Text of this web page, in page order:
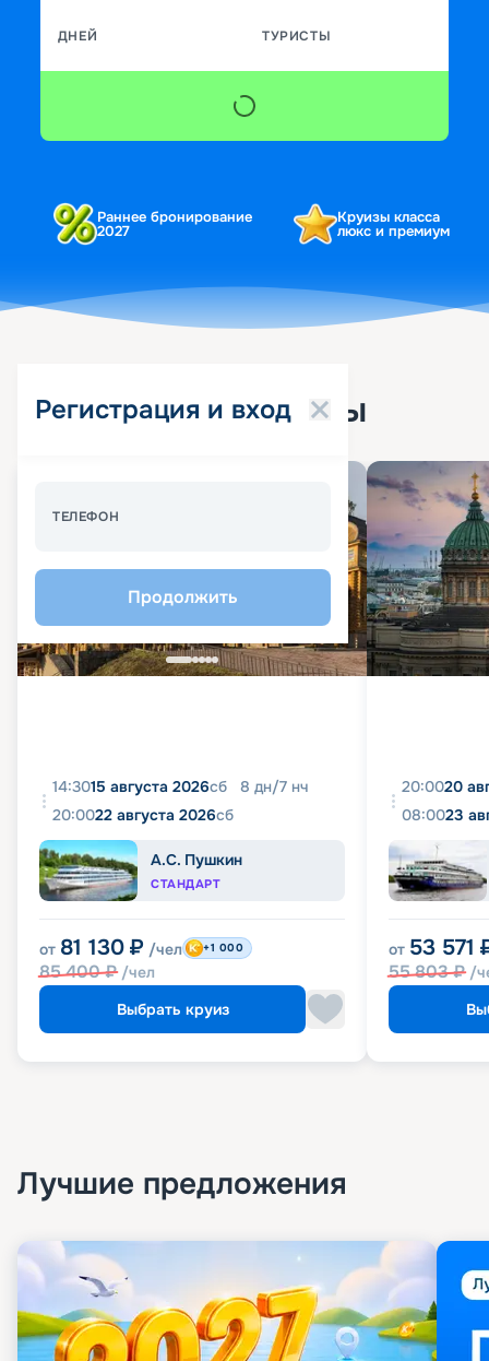
ДНЕЙ ТУРИСТЫ
Раннее бронирование
2027
Круизы класса
люкс и премиум
Регистрация и вход
ТЕЛЕФОН
Продолжить
Популярные круизы
14:3015 августа 2026сб 8 дн/7 нч
20:0022 августа 2026сб
А.С. Пушкин
СТАНДАРТ
от 81 130 ₽ /чел
85 400₽ /чел
+1 000
Выбрать круиз
20:0020
08:0023
от 53 571
55 803₽ /
Лучшие предложения